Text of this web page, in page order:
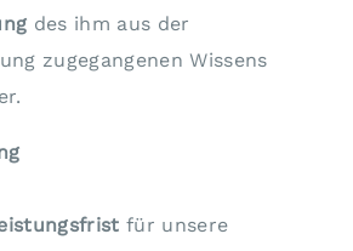
des ihm aus der
zugegangenen Wissens
für unsere